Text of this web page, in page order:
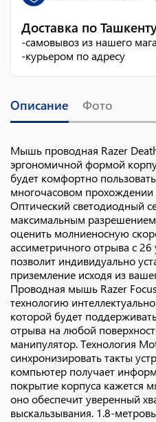
Доставка по
-самовывоз из нашего
-курьером по адресу
Описание Фото
Мышь проводная Razer
эргономичной формой
будет комфортно
многочасовом прохождении
Оптический светодиодный
максимальным
оценить молниеносную
ассиметричного отрыва с
позволит индивидуально
приземление исходя из
Проводная мышь Razer
технологию
которой будет
отрыва на любой
манипулятор. Технология
синхронизировать такты
компьютер получает
покрытие корпуса кажется
оно обеспечит уверенный
выскальзывания. 1.8-